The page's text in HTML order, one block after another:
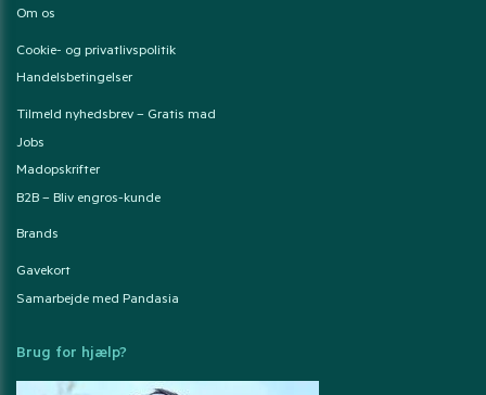
Om os
Cookie- og privatlivspolitik
Handelsbetingelser
Tilmeld nyhedsbrev – Gratis mad
Jobs
Madopskrifter
B2B – Bliv engros-kunde
Brands
Gavekort
Samarbejde med Pandasia
Brug for hjælp?